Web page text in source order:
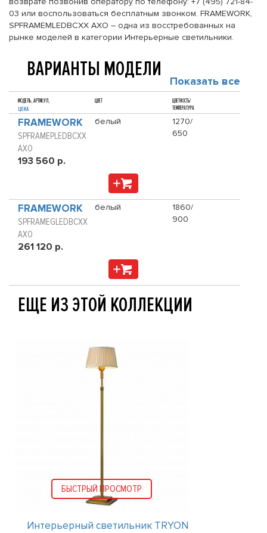
03 или воспользоваться бесплатным звонком. FRAMEWORK,
SPFRAMEMLEDBCXX AXO – одна из восстребованных на
рынке моделей в категории Интерьерные светильники.
ВАРИАНТЫ МОДЕЛИ Показать все
МОДЕЛЬ, АРТИКУЛ,
ЦЕНА
ЦВЕТ
ЦВЕТНОСТЬ/
ТЕМПЕРАТУРА
FRAMEWORK
SPFRAMEPLEDBCXX
AXO
193 560 р.
белый
1270/
650
FRAMEWORK
SPFRAMEGLEDBCXX
AXO
261 120 р.
белый
1860/
900
ЕЩЕ ИЗ ЭТОЙ КОЛЛЕКЦИИ
БЫСТРЫЙ ПРОСМОТР
Интерьерный светильник TRYON